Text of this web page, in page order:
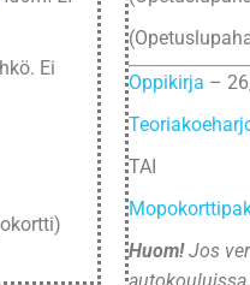
Ei
Oppikirja –
TAI
Huom!Jos